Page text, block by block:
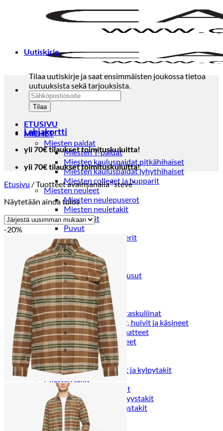
ETUSIVU
MIEHET
Miesten paidat
Miesten T-paidat
Miesten kauluspaidat pitkähihaiset
Miesten kauluspaidat lyhythihaiset
Miesten colleget ja hupparit
Miesten neuleet
Miesten neulepuserot
Miesten neuletakit
Puvut ja blazerit
Puvut
Puvuntakit ja blazerit
Miesten housut
Miesten housut
Miesten farkut
Miesten collegehousut
Miesten shortsit
Miesten asusteet
Vyöt ja olkaimet
Solmiot, rusetit ja taskuliinat
Miesten päähineet, huivit ja käsineet
Miesten yöasut ja alusvaatteet
Miesten alusvaatteet
Miesten sukat
Miesten yöasut
Miesten aamutakit ja kylpytakit
Miesten takit
Miesten nahkatakit
Miesten kevät-ja syystakit
Miesten villakangastakit
Miesten talvitakit
NAISET
Uutiskirje
Tilaa uutiskirje ja saat ensimmäisten joukossa tietoa
uutuuksista sekä tarjouksista.
Lahjakortti
yli 70€ tilaukset toimituskuluitta!
yli 70€ tilaukset toimituskuluitta!
Etusivu /Tuotteet avainsanalla “steve”
Näytetään ainoa tulos
-20%